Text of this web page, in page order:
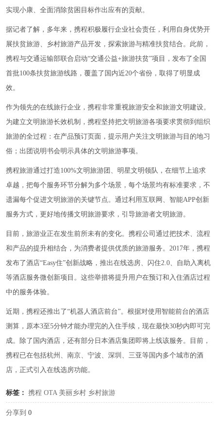
实现小康、全面消除贫困目标作出应有的贡献。
据记者了解，多年来，携程积极履行企业社会责任，利用自身优势开
展扶贫旅游、乡村旅游产品开发，探索旅游与精准扶贫结合。此前，
携程与交通运输部联合启动“交通公益+旅游扶贫”项目，发布了全国
首批100条扶贫旅游线路，覆盖了国内近20个省份，取得了明显成
效。
作为领先的在线旅行企业，携程非常重视旅游安全和旅游文明建设。
为建立文明旅游长效机制，携程坚持把文明旅游各项要求贯彻到组织
旅游的全过程：在产品预订页面，提示用户关注文明旅游与目的地习
俗；出团说明书会明示具体的文明旅游事项。
携程旅游通过打造100%文明旅游团、明星文明领队，在细节上追求
卓越，把每个服务环节分解为多个场景，每个场景均有标准要求，不
遗漏每个促进文明旅游的关键节点。通过利用互联网、智能APP创新
服务方式，更好地传播文明旅游要求，引导旅游者文明旅游。
目前，旅游业正在发生前所未有的变化。携程公司通过把技术、流程
和产品的提升相结合，为消费者提供优质的旅游服务。2017年，携程
发布了酒店“Easy住”创新战略，推出在线选房、闪住2.0、自助入离机
等酒店服务微创新项目。这些举措将提升用户在预订和入住酒店过程
中的服务体验。
近期，携程还推出了“机器人酒店前台”。根据对使用智能前台的酒店
测算，原本3至5分钟才能办理完的入住手续，现在最快30秒内即可完
成。除了国内酒店，还有部分日本酒店集团即将上线该服务。目前，
携程已在包括杭州、南京、宁波、深圳、三亚等国内多个城市的酒
店，正式引入在线选房功能。
标签： 携程 OTA 美丽乡村 乡村旅游
分享到 0